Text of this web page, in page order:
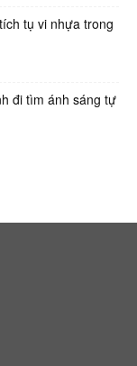
tụ vi nhựa trong
đi tìm ánh sáng tự